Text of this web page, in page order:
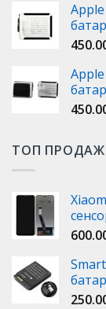
ТОП ПРОДАЖ